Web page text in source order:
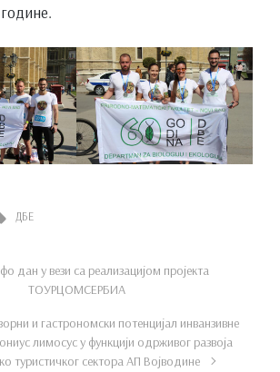
ДБЕ
дан у вези са реализацијом пројекта
ТОУРЦОМСЕРБИА
и гастрономски потенцијал инванзивне
лимосус у функцији одрживог развоја
туристичког сектора АП Војводине